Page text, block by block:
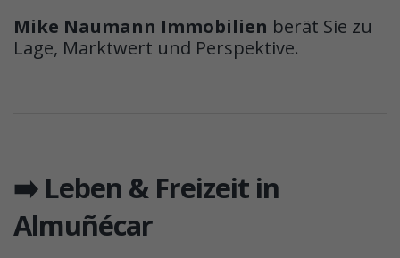
Mike Naumann Immobilien berät Sie zu
Lage, Marktwert und Perspektive.
➡️ Leben & Freizeit in
Almuñécar